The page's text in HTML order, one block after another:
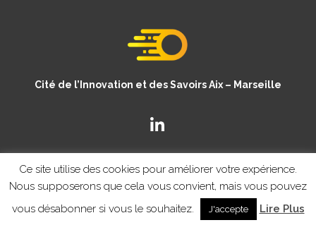
Cité de l’Innovation et des Savoirs Aix – Marseille
© Copyright CISAM 2020- MENTIONS LEGALES
Ce site utilise des cookies pour améliorer votre expérience.
Nous supposerons que cela vous convient, mais vous pouvez
vous désabonner si vous le souhaitez.
J'accepte Lire Plus